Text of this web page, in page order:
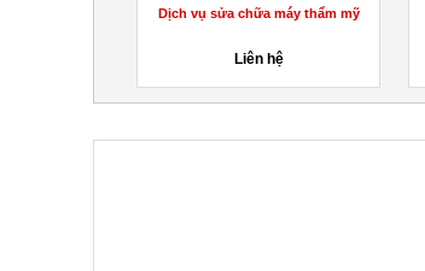
Dịch vụ sửa chữa máy thẩm mỹ
Liên hệ